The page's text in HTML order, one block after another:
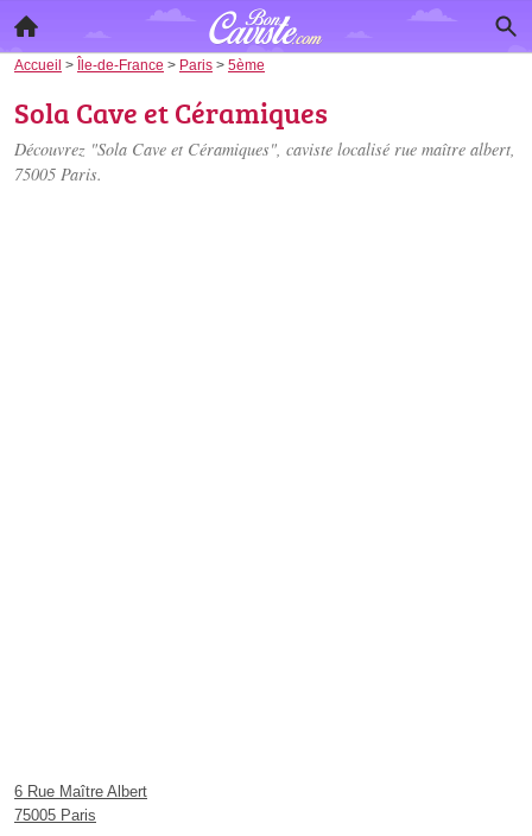
Accueil > Île-de-France > Paris > 5ème
Sola Cave et Céramiques
Découvrez "Sola Cave et Céramiques", caviste localisé rue maître albert,
75005 Paris.
6 Rue Maître Albert
75005 Paris